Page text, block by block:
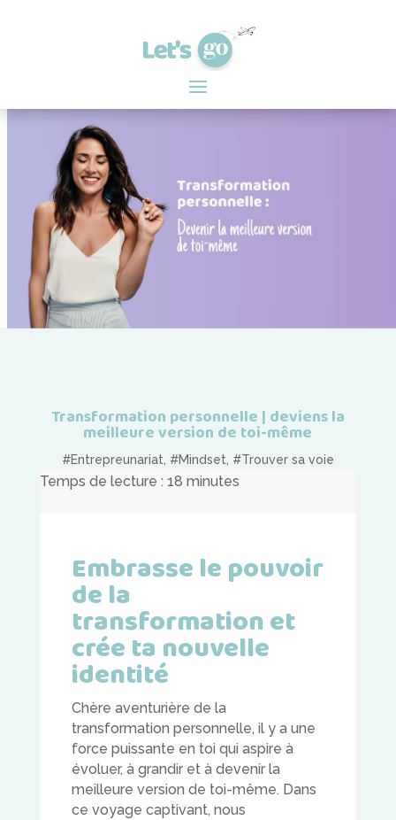
Transformation personnelle | deviens la
meilleure version de toi-même
#Entrepreunariat, #Mindset, #Trouver sa voie
Temps de lecture : 18 minutes
Embrasse le pouvoir
de la
transformation et
crée ta nouvelle
identité
Chère aventurière de la
transformation personnelle, il y a une
force puissante en toi qui aspire à
évoluer, à grandir et à devenir la
meilleure version de toi-même. Dans
ce voyage captivant, nous